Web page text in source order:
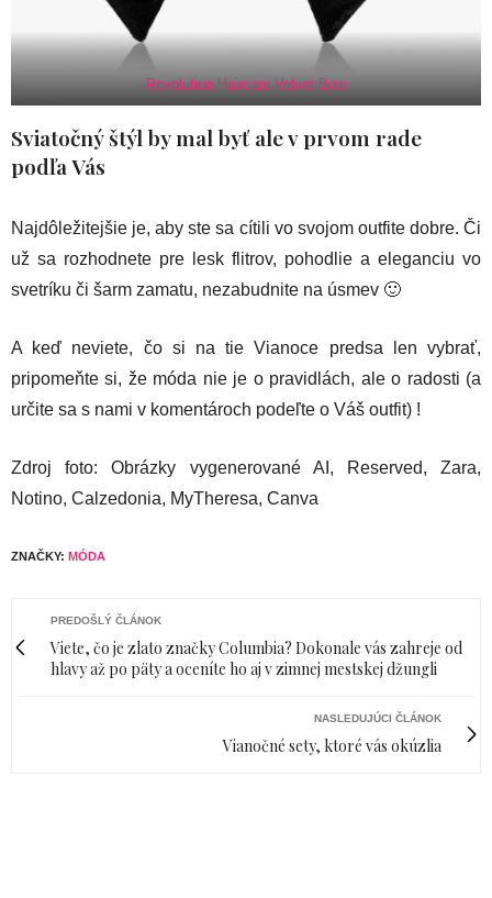
Revolution Haircare Velvet Bow
Sviatočný štýl by mal byť ale v prvom rade
podľa Vás
Najdôležitejšie je, aby ste sa cítili vo svojom outfite dobre. Či
už sa rozhodnete pre lesk flitrov, pohodlie a eleganciu vo
svetríku či šarm zamatu, nezabudnite na úsmev 🙂
A keď neviete, čo si na tie Vianoce predsa len vybrať,
pripomeňte si, že móda nie je o pravidlách, ale o radosti (a
určite sa s nami v komentároch podeľte o Váš outfit) !
Zdroj foto: Obrázky vygenerované AI, Reserved, Zara,
Notino, Calzedonia, MyTheresa, Canva
ZNAČKY: MÓDA
PREDOŠLÝ ČLÁNOK
Viete, čo je zlato značky Columbia? Dokonale vás zahreje od
hlavy až po päty a oceníte ho aj v zimnej mestskej džungli
NASLEDUJÚCI ČLÁNOK
Vianočné sety, ktoré vás okúzlia